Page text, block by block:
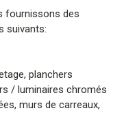
fournissons des
suivants:
planchers
/ luminaires chromés
murs de carreaux,